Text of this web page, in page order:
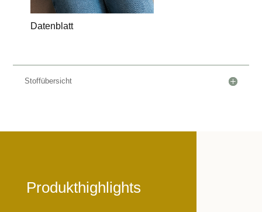
Datenblatt
Stoffübersicht
Produkthighlights